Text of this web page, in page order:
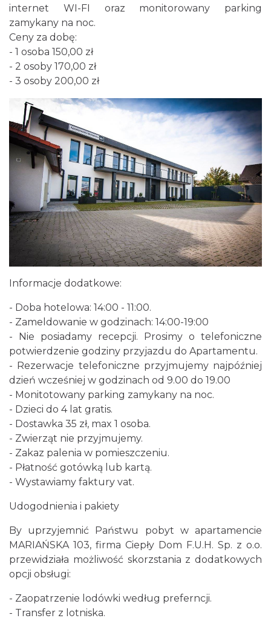
internet WI-FI oraz monitorowany parking
zamykany na noc.
Ceny za dobę:
- 1 osoba 150,00 zł
- 2 osoby 170,00 zł
- 3 osoby 200,00 zł
Informacje dodatkowe:
- Doba hotelowa: 14:00 - 11:00.
- Zameldowanie w godzinach: 14:00-19:00
- Nie posiadamy recepcji. Prosimy o telefoniczne
potwierdzenie godziny przyjazdu do Apartamentu.
- Rezerwacje telefoniczne przyjmujemy najpóźniej
dzień wcześniej w godzinach od 9.00 do 19.00
- Monitotowany parking zamykany na noc.
- Dzieci do 4 lat gratis.
- Dostawka 35 zł, max 1 osoba.
- Zwierząt nie przyjmujemy.
- Zakaz palenia w pomieszczeniu.
- Płatność gotówką lub kartą.
- Wystawiamy faktury vat.
Udogodnienia i pakiety
By uprzyjemnić Państwu pobyt w apartamencie
MARIAŃSKA 103, firma Ciepły Dom F.U.H. Sp. z o.o.
przewidziała możliwość skorzstania z dodatkowych
opcji obsługi:
- Zaopatrzenie lodówki według preferncji.
- Transfer z lotniska.